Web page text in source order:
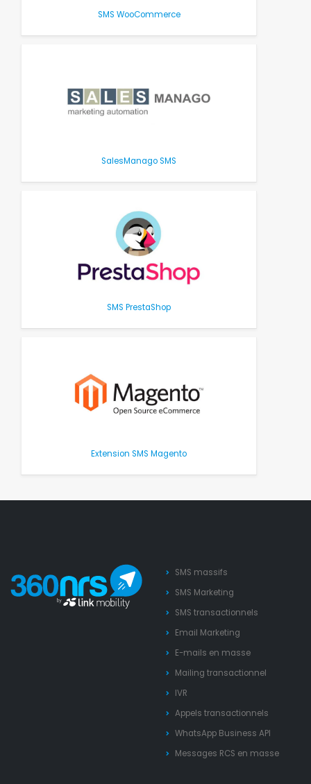
SMS WooCommerce
SalesManago SMS
SMS PrestaShop
Extension SMS Magento
SMS massifs
SMS Marketing
SMS transactionnels
Email Marketing
E-mails en masse
Mailing transactionnel
IVR
Appels transactionnels
WhatsApp Business API
Messages RCS en masse